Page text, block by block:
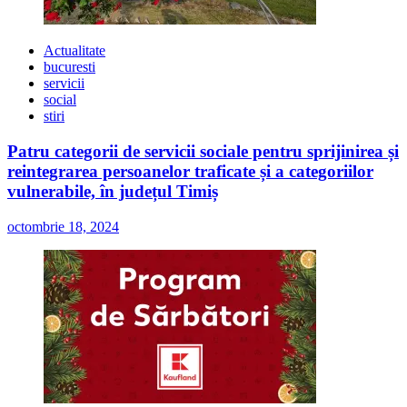
Actualitate
bucuresti
servicii
social
stiri
Patru categorii de servicii sociale pentru sprijinirea și
reintegrarea persoanelor traficate și a categoriilor
vulnerabile, în județul Timiș
octombrie 18, 2024